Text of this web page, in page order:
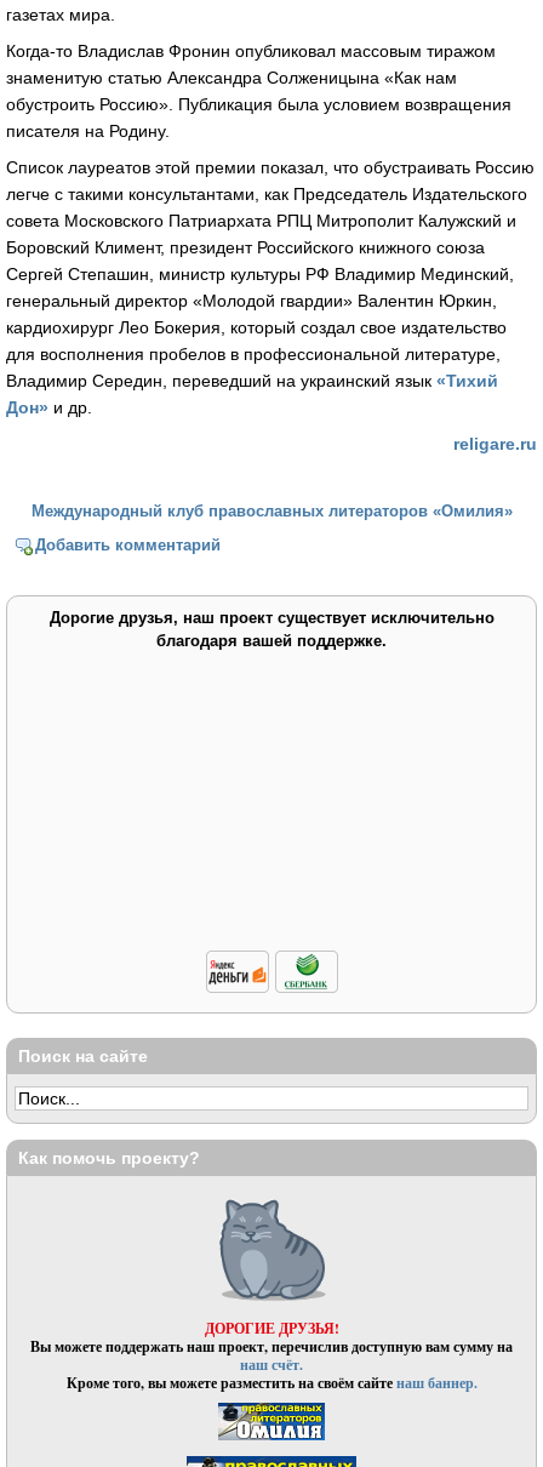
газетах мира.
Когда-то Владислав Фронин опубликовал массовым тиражом
знаменитую статью Александра Солженицына «Как нам
обустроить Россию». Публикация была условием возвращения
писателя на Родину.
Список лауреатов этой премии показал, что обустраивать Россию
легче с такими консультантами, как Председатель Издательского
совета Московского Патриархата РПЦ Митрополит Калужский и
Боровский Климент, президент Российского книжного союза
Сергей Степашин, министр культуры РФ Владимир Мединский,
генеральный директор «Молодой гвардии» Валентин Юркин,
кардиохирург Лео Бокерия, который создал свое издательство
для восполнения пробелов в профессиональной литературе,
Владимир Середин, переведший на украинский язык «Тихий
Дон» и др.
religare.ru
Международный клуб православных литераторов «Омилия»
Добавить комментарий
Дорогие друзья, наш проект существует исключительно
благодаря вашей поддержке.
Поиск на сайте
Как помочь проекту?
ДОРОГИЕ ДРУЗЬЯ!
Вы можете поддержать наш проект, перечислив доступную вам сумму на
наш счёт.
Кроме того, вы можете разместить на своём сайтенаш баннер.